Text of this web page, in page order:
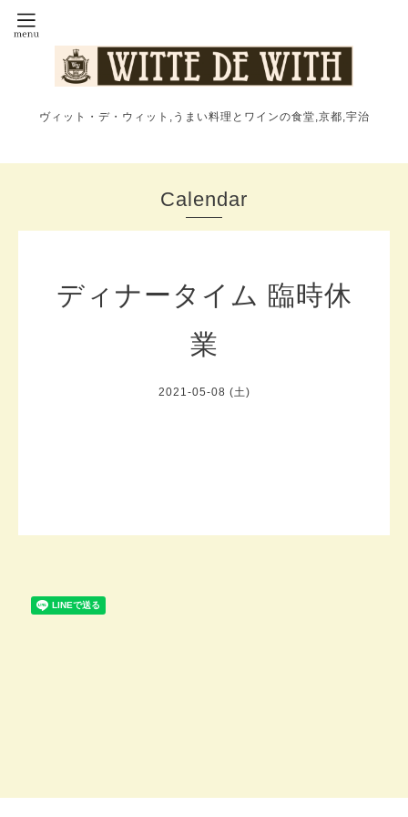
ヴィット・デ・ウィット,うまい料理とワインの食堂,京都,宇治
Calendar
ディナータイム 臨時休
業
2021-05-08 (土)